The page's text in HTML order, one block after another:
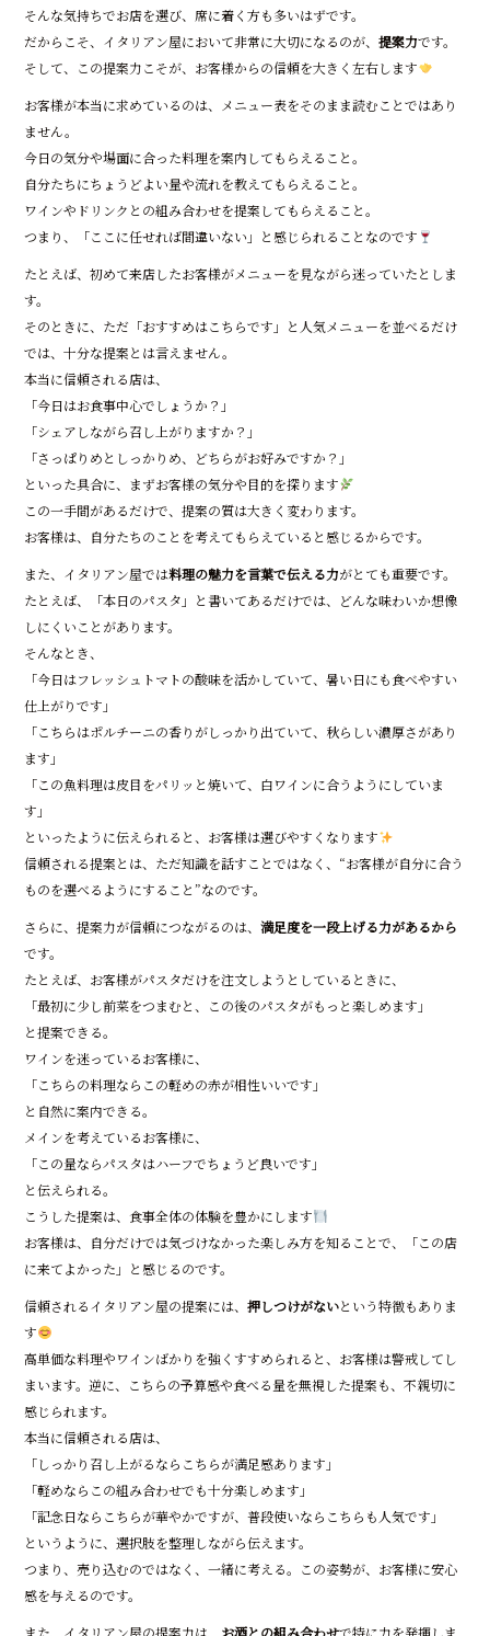
そんな気持ちでお店を選び、席に着く方も多いはずです。
だからこそ、イタリアン屋において非常に大切になるのが、提案力です。
そして、この提案力こそが、お客様からの信頼を大きく左右します
お客様が本当に求めているのは、メニュー表をそのまま読むことではあり
ません。
今日の気分や場面に合った料理を案内してもらえること。
自分たちにちょうどよい量や流れを教えてもらえること。
ワインやドリンクとの組み合わせを提案してもらえること。
つまり、「ここに任せれば間違いない」と感じられることなのです
たとえば、初めて来店したお客様がメニューを見ながら迷っていたとしま
す。
そのときに、ただ「おすすめはこちらです」と人気メニューを並べるだけ
では、十分な提案とは言えません。
本当に信頼される店は、
「今日はお食事中心でしょうか？」
「シェアしながら召し上がりますか？」
「さっぱりめとしっかりめ、どちらがお好みですか？」
といった具合に、まずお客様の気分や目的を探ります
この一手間があるだけで、提案の質は大きく変わります。
お客様は、自分たちのことを考えてもらえていると感じるからです。
また、イタリアン屋では料理の魅力を言葉で伝える力がとても重要です。
たとえば、「本日のパスタ」と書いてあるだけでは、どんな味わいか想像
しにくいことがあります。
そんなとき、
「今日はフレッシュトマトの酸味を活かしていて、暑い日にも食べやすい
仕上がりです」
「こちらはポルチーニの香りがしっかり出ていて、秋らしい濃厚さがあり
ます」
「この魚料理は皮目をパリッと焼いて、白ワインに合うようにしていま
す」
といったように伝えられると、お客様は選びやすくなります
信頼される提案とは、ただ知識を話すことではなく、“お客様が自分に合う
ものを選べるようにすること”なのです。
さらに、提案力が信頼につながるのは、満足度を一段上げる力があるから
です。
たとえば、お客様がパスタだけを注文しようとしているときに、
「最初に少し前菜をつまむと、この後のパスタがもっと楽しめます」
と提案できる。
ワインを迷っているお客様に、
「こちらの料理ならこの軽めの赤が相性いいです」
と自然に案内できる。
メインを考えているお客様に、
「この量ならパスタはハーフでちょうど良いです」
と伝えられる。
こうした提案は、食事全体の体験を豊かにします
お客様は、自分だけでは気づけなかった楽しみ方を知ることで、「この店
に来てよかった」と感じるのです。
信頼されるイタリアン屋の提案には、押しつけがないという特徴もありま
す
高単価な料理やワインばかりを強くすすめられると、お客様は警戒してし
まいます。逆に、こちらの予算感や食べる量を無視した提案も、不親切に
感じられます。
本当に信頼される店は、
「しっかり召し上がるならこちらが満足感あります」
「軽めならこの組み合わせでも十分楽しめます」
「記念日ならこちらが華やかですが、普段使いならこちらも人気です」
というように、選択肢を整理しながら伝えます。
つまり、売り込むのではなく、一緒に考える。この姿勢が、お客様に安心
感を与えるのです。
また、イタリアン屋の提案力は、 お酒との組み合わせで特に力を発揮しま